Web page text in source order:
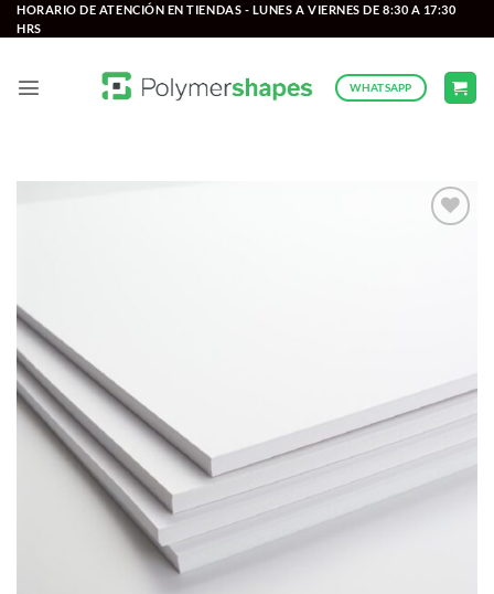
Saltar
al
HORARIO DE ATENCIÓN EN TIENDAS - LUNES A VIERNES DE 8:30 A 17:30
HRS
WHATSAPP